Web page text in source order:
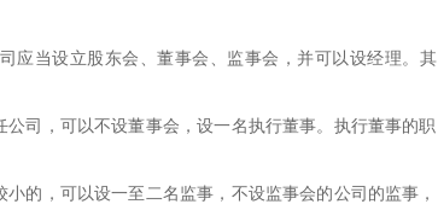
当设立股东会、董事会、监事会，并可以设经理。其
司，可以不设董事会，设一名执行董事。执行董事的职
，可以设一至二名监事，不设监事会的公司的监事，